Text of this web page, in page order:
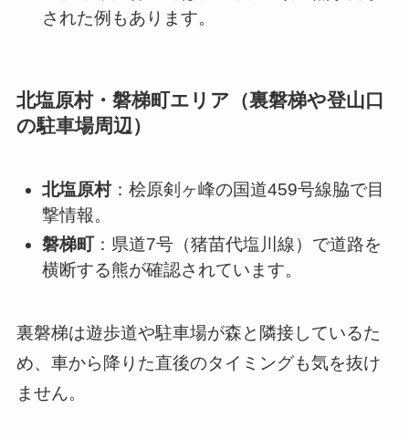
された例もあります。
北塩原村・磐梯町エリア（裏磐梯や登山口
の駐車場周辺）
北塩原村：桧原剣ヶ峰の国道459号線脇で目
撃情報。
磐梯町 ：県道7号（猪苗代塩川線）で道路を
横断する熊が確認されています。
裏磐梯は遊歩道や駐車場が森と隣接しているた
め、車から降りた直後のタイミングも気を抜け
ません。